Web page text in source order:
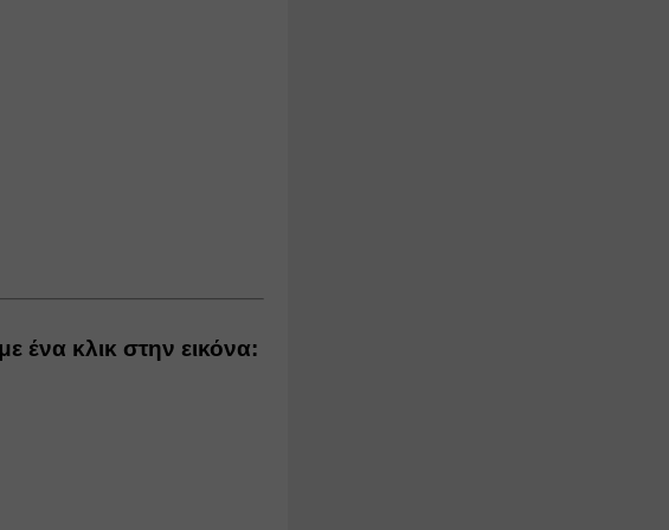
ένα κλικ στην εικόνα: